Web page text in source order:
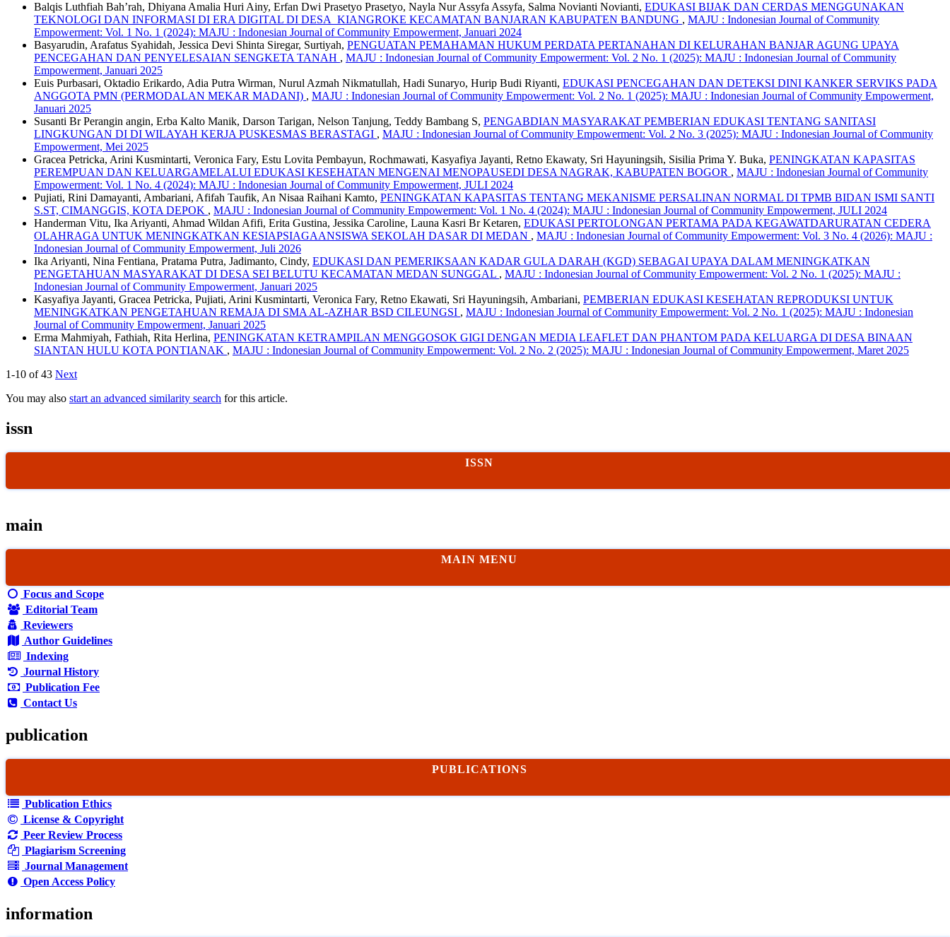
Balqis Luthfiah Bah’rah, Dhiyana Amalia Huri Ainy, Erfan Dwi Prasetyo Prasetyo, Nayla Nur Assyfa Assyfa, Salma Novianti Novianti, EDUKASI BIJAK DAN CERDAS MENGGUNAKAN
TEKNOLOGI DAN INFORMASI DI ERA DIGITAL DI DESA KIANGROKE KECAMATAN BANJARAN KABUPATEN BANDUNG , MAJU : Indonesian Journal of Community
Empowerment: Vol. 1 No. 1 (2024): MAJU : Indonesian Journal of Community Empowerment, Januari 2024
Basyarudin, Arafatus Syahidah, Jessica Devi Shinta Siregar, Surtiyah, PENGUATAN PEMAHAMAN HUKUM PERDATA PERTANAHAN DI KELURAHAN BANJAR AGUNG UPAYA
PENCEGAHAN DAN PENYELESAIAN SENGKETA TANAH , MAJU : Indonesian Journal of Community Empowerment: Vol. 2 No. 1 (2025): MAJU : Indonesian Journal of Community
Empowerment, Januari 2025
Euis Purbasari, Oktadio Erikardo, Adia Putra Wirman, Nurul Azmah Nikmatullah, Hadi Sunaryo, Hurip Budi Riyanti, EDUKASI PENCEGAHAN DAN DETEKSI DINI KANKER SERVIKS PADA
ANGGOTA PMN (PERMODALAN MEKAR MADANI) , MAJU : Indonesian Journal of Community Empowerment: Vol. 2 No. 1 (2025): MAJU : Indonesian Journal of Community Empowerment,
Januari 2025
Susanti Br Perangin angin, Erba Kalto Manik, Darson Tarigan, Nelson Tanjung, Teddy Bambang S, PENGABDIAN MASYARAKAT PEMBERIAN EDUKASI TENTANG SANITASI
LINGKUNGAN DI DI WILAYAH KERJA PUSKESMAS BERASTAGI , MAJU : Indonesian Journal of Community Empowerment: Vol. 2 No. 3 (2025): MAJU : Indonesian Journal of Community
Empowerment, Mei 2025
Gracea Petricka, Arini Kusmintarti, Veronica Fary, Estu Lovita Pembayun, Rochmawati, Kasyafiya Jayanti, Retno Ekawaty, Sri Hayuningsih, Sisilia Prima Y. Buka, PENINGKATAN KAPASITAS
PEREMPUAN DAN KELUARGAMELALUI EDUKASI KESEHATAN MENGENAI MENOPAUSEDI DESA NAGRAK, KABUPATEN BOGOR , MAJU : Indonesian Journal of Community
Empowerment: Vol. 1 No. 4 (2024): MAJU : Indonesian Journal of Community Empowerment, JULI 2024
Pujiati, Rini Damayanti, Ambariani, Afifah Taufik, An Nisaa Raihani Kamto, PENINGKATAN KAPASITAS TENTANG MEKANISME PERSALINAN NORMAL DI TPMB BIDAN ISMI SANTI
S.ST, CIMANGGIS, KOTA DEPOK , MAJU : Indonesian Journal of Community Empowerment: Vol. 1 No. 4 (2024): MAJU : Indonesian Journal of Community Empowerment, JULI 2024
Handerman Vitu, Ika Ariyanti, Ahmad Wildan Afifi, Erita Gustina, Jessika Caroline, Launa Kasri Br Ketaren, EDUKASI PERTOLONGAN PERTAMA PADA KEGAWATDARURATAN CEDERA
OLAHRAGA UNTUK MENINGKATKAN KESIAPSIAGAANSISWA SEKOLAH DASAR DI MEDAN , MAJU : Indonesian Journal of Community Empowerment: Vol. 3 No. 4 (2026): MAJU :
Indonesian Journal of Community Empowerment, Juli 2026
Ika Ariyanti, Nina Fentiana, Pratama Putra, Jadimanto, Cindy, EDUKASI DAN PEMERIKSAAN KADAR GULA DARAH (KGD) SEBAGAI UPAYA DALAM MENINGKATKAN
PENGETAHUAN MASYARAKAT DI DESA SEI BELUTU KECAMATAN MEDAN SUNGGAL , MAJU : Indonesian Journal of Community Empowerment: Vol. 2 No. 1 (2025): MAJU :
Indonesian Journal of Community Empowerment, Januari 2025
Kasyafiya Jayanti, Gracea Petricka, Pujiati, Arini Kusmintarti, Veronica Fary, Retno Ekawati, Sri Hayuningsih, Ambariani, PEMBERIAN EDUKASI KESEHATAN REPRODUKSI UNTUK
MENINGKATKAN PENGETAHUAN REMAJA DI SMA AL-AZHAR BSD CILEUNGSI , MAJU : Indonesian Journal of Community Empowerment: Vol. 2 No. 1 (2025): MAJU : Indonesian
Journal of Community Empowerment, Januari 2025
Erma Mahmiyah, Fathiah, Rita Herlina, PENINGKATAN KETRAMPILAN MENGGOSOK GIGI DENGAN MEDIA LEAFLET DAN PHANTOM PADA KELUARGA DI DESA BINAAN
SIANTAN HULU KOTA PONTIANAK , MAJU : Indonesian Journal of Community Empowerment: Vol. 2 No. 2 (2025): MAJU : Indonesian Journal of Community Empowerment, Maret 2025
1-10 of 43 Next
You may also start an advanced similarity search for this article.
issn
ISSN
main
MAIN MENU
Focus and Scope
Editorial Team
Reviewers
Author Guidelines
Indexing
Journal History
Publication Fee
Contact Us
publication
PUBLICATIONS
Publication Ethics
License & Copyright
Peer Review Process
Plagiarism Screening
Journal Management
Open Access Policy
information